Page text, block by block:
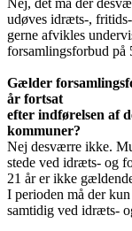
udøves idræts-,
gerne afvikles
forsamlingsforbud på
Gælder
år fortsat
efter indførelsen af
kommuner?
Nej desværre ikke.
stede ved idræts- og
21 år er ikke
I perioden må der
samtidig ved idræts-